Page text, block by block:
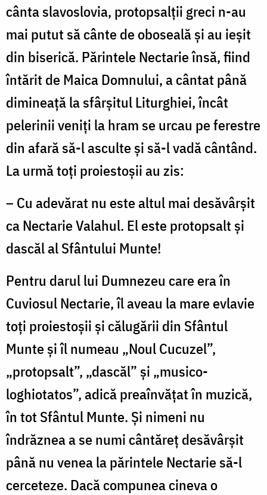
cânta slavoslovia, protopsalţii greci n-au
mai putut să cânte de oboseală şi au ieşit
din biserică. Părintele Nectarie însă, fiind
întărit de Maica Domnului, a cântat până
dimineaţă la sfârşitul Liturghiei, încât
pelerinii veniţi la hram se urcau pe ferestre
din afară să-l asculte şi să-l vadă cântând.
La urmă toţi proiestoşii au zis:
– Cu adevărat nu este altul mai desăvârşit
ca Nectarie Valahul. El este protopsalt şi
dascăl al Sfântului Munte!
Pentru darul lui Dumnezeu care era în
Cuviosul Nectarie, îl aveau la mare evlavie
toţi proiestoşii şi călugării din Sfântul
Munte şi îl numeau „Noul Cucuzel”,
„protopsalt”, „dascăl” şi „musico-
loghiotatos”, adică preaînvăţat în muzică,
în tot Sfântul Munte. Şi nimeni nu
îndrăznea a se numi cântăreţ desăvârşit
până nu venea la părintele Nectarie să-l
cerceteze. Dacă compunea cineva o